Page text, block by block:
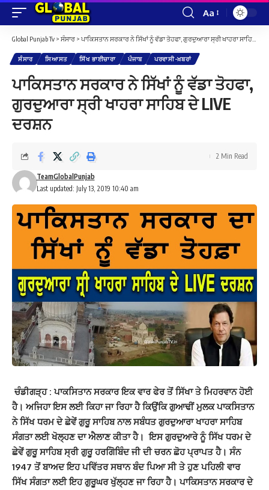
Font
Resizer
Aa
Global Punjab Tv > ਸੰਸਾਰ > ਪਾਕਿਸਤਾਨ ਸਰਕਾਰ ਨੇ ਸਿੱਖਾਂ ਨੂੰ ਵੱਡਾ ਤੋਹਫਾ, ਗੁਰਦੁਆਰਾ ਸ੍ਰੀ ਖਾਹਰਾ ਸਾਹਿਬ ਦੇ LIVE ਦਰਸ਼ਨ
ਸੰਸਾਰ ਸਿਆਸਤ ਸਿੱਖ ਭਾਈਚਾਰਾ ਪੰਜਾਬ ਪਰਵਾਸੀ-ਖ਼ਬਰਾਂ
ਪਾਕਿਸਤਾਨ ਸਰਕਾਰ ਨੇ ਸਿੱਖਾਂ ਨੂੰ ਵੱਡਾ ਤੋਹਫਾ,
ਗੁਰਦੁਆਰਾ ਸ੍ਰੀ ਖਾਹਰਾ ਸਾਹਿਬ ਦੇ LIVE
ਦਰਸ਼ਨ
Last updated: July 13, 2019 10:40 am
TeamGlobalPunjab
2 Min Read
ਚੰਡੀਗੜ੍ਹ : ਪਾਕਸਿਤਾਨ ਸਰਕਾਰ ਇਕ ਵਾਰ ਫੇਰ ਤੋਂਸਿੱਖਾ ਤੇ ਮਿਹਰਵਾਨ ਹੋਈ
ਹੈ। ਅਜਿਹਾ ਇਸ ਲਈ ਕਿਹਾ ਜਾ ਰਿਹਾ ਹੈ ਕਿਉਂਕਿ ਗੁਆਢੀਂ ਮੁਲਕ ਪਾਕਸਿਤਾਨ
ਨੇ ਸਿੱਖ ਧਰਮ ਦੇ ਛੇਵੇਂ ਗੁਰੂ ਸਾਹਿਬ ਨਾਲ ਸਬੰਧਤ ਗੁਰਦੁਆਰਾ ਖਾਹਰਾ ਸਾਹਿਬ
ਸੰਗਤਾ ਲਈ ਖੋਲ੍ਹਣ ਦਾ ਐਲਾਣ ਕੀਤਾ ਹੈ। ਇਸ ਗੁਰਦੁਆਰੇ ਨੂੰ ਸਿੱਖ ਧਰਮ ਦੇ
ਛੇਵੇਂ ਗੁਰੂ ਸਾਹਿਬ ਸ੍ਰੀ ਗੁਰੂ ਹਰਗਿੋਬਿੰਦ ਜੀ ਦੀ ਚਰਨ ਛੋਹ ਪ੍ਰਾਪਤ ਹੈ। ਸੰਨ
1947 ਤੋਂ ਬਾਅਦ ਇਹ ਪਵਿੱਤਰ ਸਥਾਨ ਬੰਦ ਪਿਆ ਸੀ ਤੇ ਹੁਣ ਪਹਿਲੀ ਵਾਰ
ਸਿੱਖ ਸੰਗਤਾ ਲਈ ਇਹ ਗੁਰੂਘਰ ਖੁੱਲ੍ਹਣ ਜਾ ਰਿਹਾ ਹੈ। ਪਾਕਿਸਤਾਨ ਸਰਕਾਰ ਦੇ